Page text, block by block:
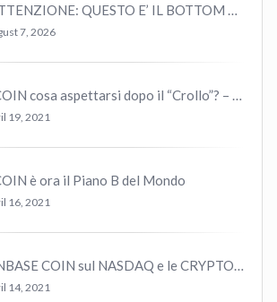
QUESTO E’ IL BOTTOM – ANALISI STORICA
7, 2026
BITCOIN cosa aspettarsi dopo il “Crollo”? – CryptoMonday NEWS w16/’21
19, 2021
è ora il Piano B del Mondo
16, 2021
COINBASE COIN sul NASDAQ e le CRYPTO volano!
14, 2021